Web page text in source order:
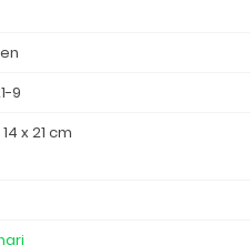
9
x 21 cm